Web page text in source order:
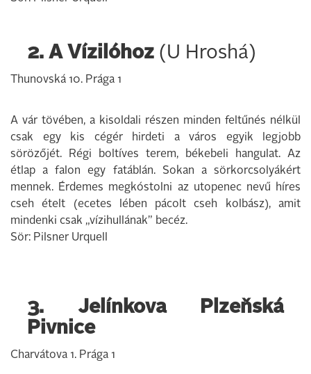
2. A Vízilóhoz (U Hroshá)
Thunovská 10. Prága 1
A vár tövében, a kisoldali részen minden feltűnés nélkül
csak egy kis cégér hirdeti a város egyik legjobb
sörözőjét. Régi boltíves terem, békebeli hangulat. Az
étlap a falon egy fatáblán. Sokan a sörkorcsolyákért
mennek. Érdemes megkóstolni az utopenec nevű híres
cseh ételt (ecetes lében pácolt cseh kolbász), amit
mindenki csak „vízihullának” becéz.
Sör: Pilsner Urquell
3. Jelínkova Plzeňská
Pivnice
Charvátova 1. Prága 1